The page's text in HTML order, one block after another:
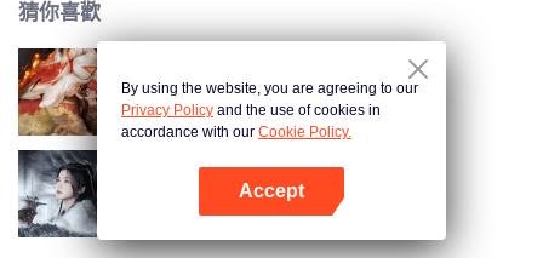
猜你喜歡
玉奴嬌
與君相刃
By using the website, you are agreeing to our
Privacy Policy and the use of cookies in
accordance with our Cookie Policy.
Accept